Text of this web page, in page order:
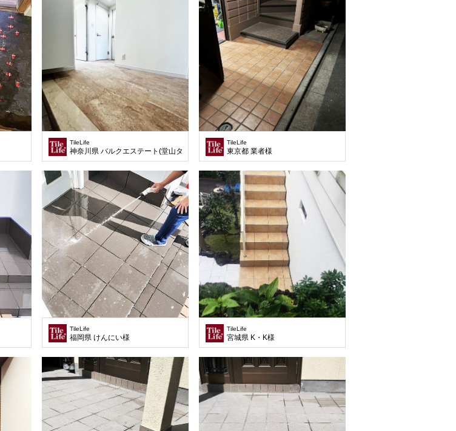
TileLife
神奈川県 バルクエステート(堂山タイル)様
TileLife
東京都 業者様
TileLife
福岡県 けんにい様
TileLife
宮城県 K・K様